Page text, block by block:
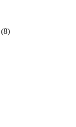
(8)